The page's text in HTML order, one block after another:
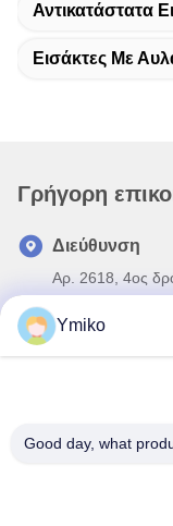
Αντικατάστατα
Εισάκτες Με
Γρήγορη
Διεύθυνση
Αρ. 2618, 4ος
Sichuan, Λ.Δ.
Ηλεκτρονικό
Ymiko
Good day, what